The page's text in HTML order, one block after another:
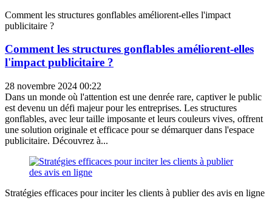
Comment les structures gonflables améliorent-elles l'impact
publicitaire ?
Comment les structures gonflables améliorent-elles
l'impact publicitaire ?
28 novembre 2024 00:22
Dans un monde où l'attention est une denrée rare, captiver le public
est devenu un défi majeur pour les entreprises. Les structures
gonflables, avec leur taille imposante et leurs couleurs vives, offrent
une solution originale et efficace pour se démarquer dans l'espace
publicitaire. Découvrez à...
Stratégies efficaces pour inciter les clients à publier des avis en ligne